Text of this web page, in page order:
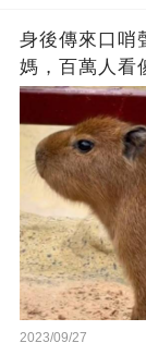
身後傳來口哨
媽，百萬人看
2023/09/27